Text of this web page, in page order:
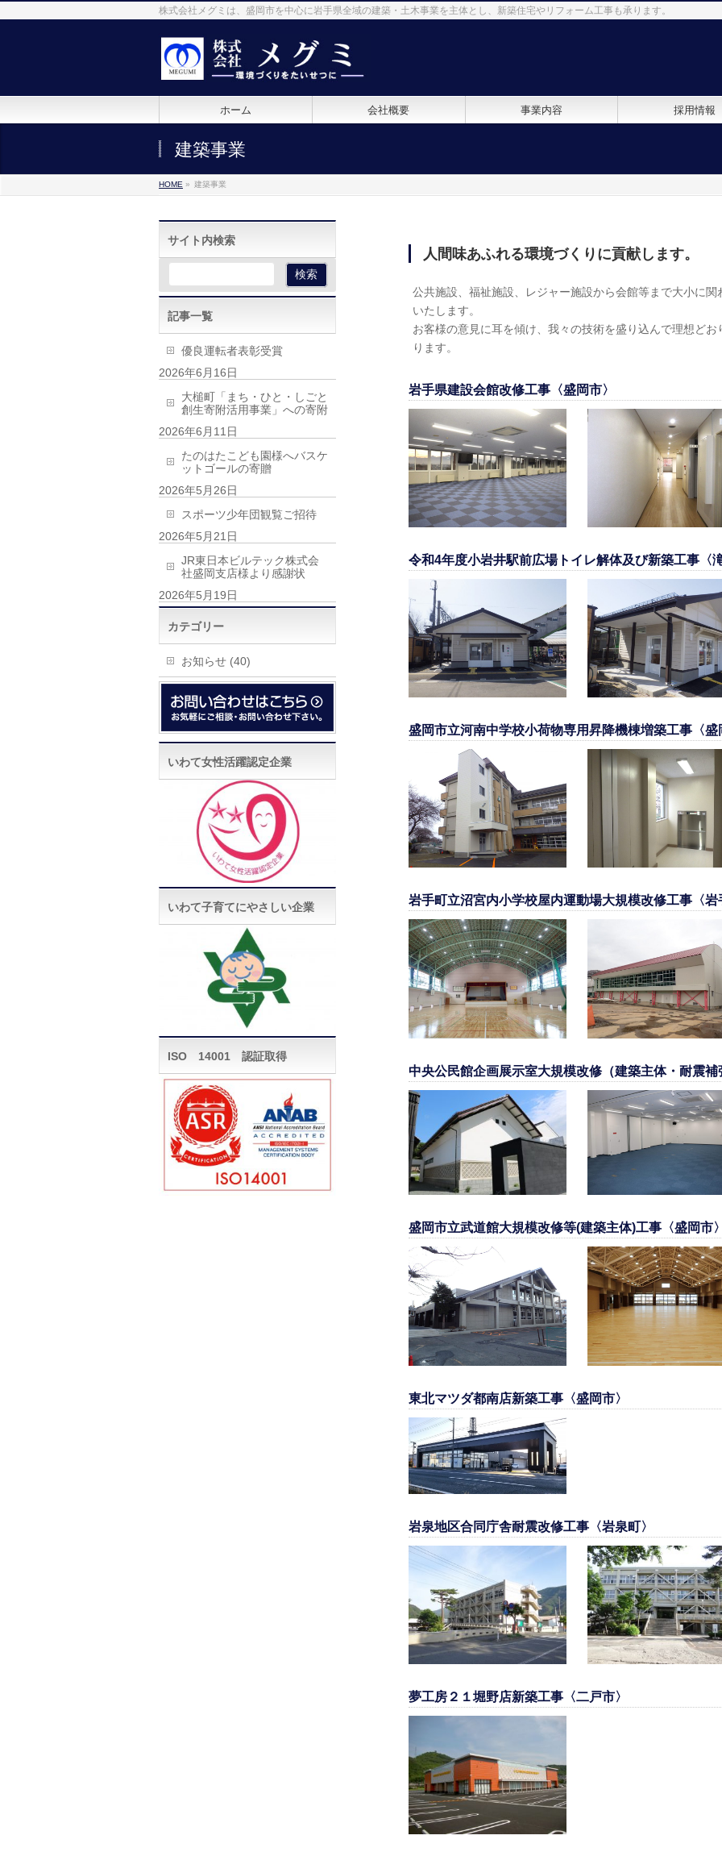
株式会社メグミは、盛岡市を中心に岩手県全域の建築・土木事業を主体とし、新築住宅やリフォーム工事も承ります。
ホーム 会社概要 事業内容 採用情報
建築事業
HOME » 建築事業
人間味あふれる環境づくりに貢献します。
公共施設、福祉施設、レジャー施設から会館等まで大小に
いたします。
お客様の意見に耳を傾け、我々の技術を盛り込んで理想ど
ります。
岩手県建設会館改修工事〈盛岡市〉
令和4年度小岩井駅前広場トイレ解体及び新築工事〈
盛岡市立河南中学校小荷物専用昇降機棟増築工事〈盛
岩手町立沼宮内小学校屋内運動場大規模改修工事〈岩
中央公民館企画展示室大規模改修（建築主体・耐震
盛岡市立武道館大規模改修等(建築主体)工事〈盛岡市
東北マツダ都南店新築工事〈盛岡市〉
岩泉地区合同庁舎耐震改修工事〈岩泉町〉
夢工房２１堀野店新築工事〈二戸市〉
サイト内検索
記事一覧
優良運転者表彰受賞
2026年6月16日
大槌町「まち・ひと・しごと
創生寄附活用事業」への寄附
2026年6月11日
たのはたこども園様へバスケ
ットゴールの寄贈
2026年5月26日
スポーツ少年団観覧ご招待
2026年5月21日
JR東日本ビルテック株式会
社盛岡支店様より感謝状
2026年5月19日
カテゴリー
お知らせ (40)
いわて女性活躍認定企業
いわて子育てにやさしい企業
ISO 14001 認証取得